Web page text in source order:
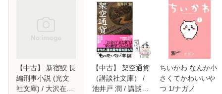
【中古】 新宿鮫 長
編刑事小説 (光文
社文庫) / 大沢在昌
【中古】 架空通貨
（講談社文庫） /
池井戸 潤 / 講談社
ちいかわ なんか小
さくてかわいいや
つ 1/ナガノ